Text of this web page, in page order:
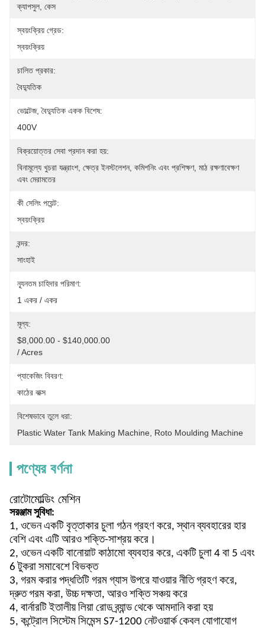
ক্যাপসুল, কেস
স্বয়ংক্রিয় গ্রেড:
স্বয়ংক্রিয়
চালিত প্রকার:
বৈদ্যুতিক
ভোল্টেজ, বৈদ্যুতিক একক বিশেষ:
400V
বিক্রয়োত্তর সেবা প্রদান করা হয়:
বিনামূল্যে খুচরা যন্ত্রাংশ, ক্ষেত্র ইনস্টলেশন, কমিশনিং এবং প্রশিক্ষণ, মাঠ রক্ষণাবেক্ষণ
এবং মেরামতের
কী সেলিং পয়েন্ট:
স্বয়ংক্রিয়
বন্দর:
সাংহাই
ন্যূনতম চাহিদার পরিমাণ:
1 একর / একর
মূল্য:
$8,000.00 - $140,000.00
/ Acres
প্যাকেজিং বিবরণ:
কাঠের বাক্স
বিশেষভাবে তুলে ধরা:
Plastic Water Tank Making Machine Roto Moulding Machine
পণ্যের বর্ণনা
রোটোমোল্ডিং মেশিন
সরঞ্জাম সুবিধা:
1, ওভেন একটি বৃত্তাকার চুলা গঠন গ্রহণ করে, স্থান ব্যবহারের হার
বেশি এবং এটি আরও শক্তি-সাশ্রয় করে।
2, ওভেন একটি বানোয়াট কাঠামো ব্যবহার করে, একটি চুলা 4 বা 5 এবং
6 টুকরা সমাবেশে বিভক্ত
3, গরম করার পদ্ধতিটি গরম গ্যাস উপরে যাওয়ার নীতি গ্রহণ করে,
দ্রুত গরম করা, উচ্চ দক্ষতা, আরও শক্তি সঞ্চয় করে
4, বার্নারটি ইতালীয় লিয়া রোড ব্র্যান্ড থেকে আমদানি করা হয়
5, কন্ট্রোল সিস্টেম সিমেন্স S7-1200 নেটওয়ার্ক কেবল যোগাযোগ